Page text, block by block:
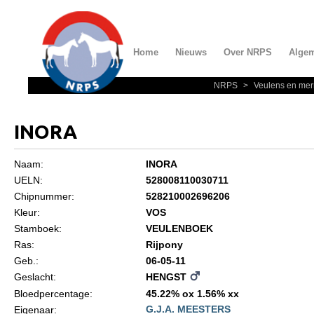
Home Nieuws Over NRPS
Over NRPS
Statuten en reglementen
Algemeen
NRPS > Veulens en
INORA
Naam:
INORA
UELN:
528008110030711
Chipnummer:
528210002696206
Kleur:
VOS
Stamboek:
VEULENBOEK
Ras:
Rijpony
Geb.:
06-05-11
Geslacht:
HENGST
Bloedpercentage:
45.22% ox 1.56% xx
Eigenaar:
G.J.A. MEESTERS